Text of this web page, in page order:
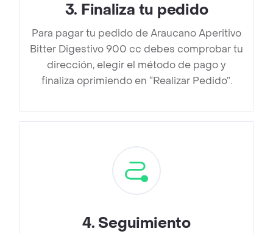
3. Finaliza tu pedido
Para pagar tu pedido de Araucano Aperitivo
Bitter Digestivo 900 cc debes comprobar tu
dirección, elegir el método de pago y
finaliza oprimiendo en “Realizar Pedido”.
4. Seguimiento